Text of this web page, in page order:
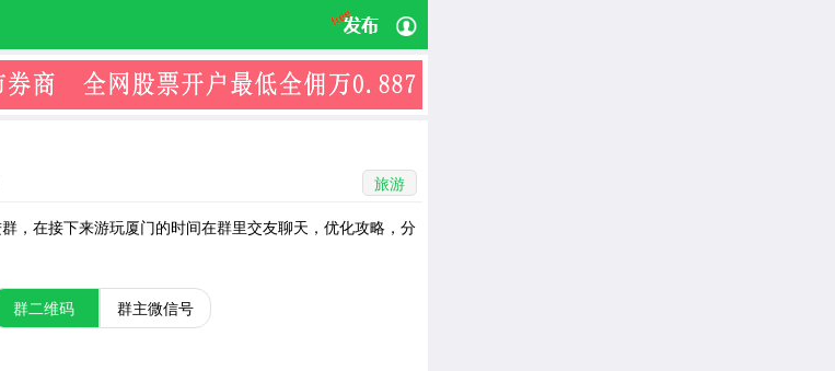
旅游
，在接下来游玩厦门的时间在群里交友聊天，优化攻略，分
群二维码 群主微信号